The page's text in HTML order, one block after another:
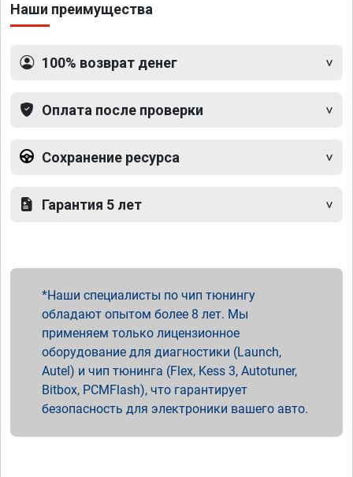
Наши преимущества
100% возврат денег
Оплата после проверки
Сохранение ресурса
Гарантия 5 лет
Наши специалисты по чип тюнингу
обладают опытом более 8 лет. Мы
применяем только лицензионное
оборудование для диагностики (Launch,
Autel) и чип тюнинга (Flex, Kess 3, Autotuner,
Bitbox, PCMFlash), что гарантирует
безопасность для электроники вашего авто.